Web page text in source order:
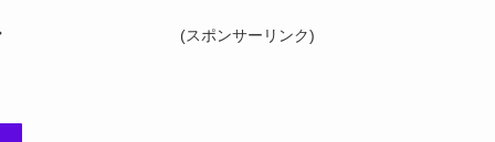
(スポンサーリンク)